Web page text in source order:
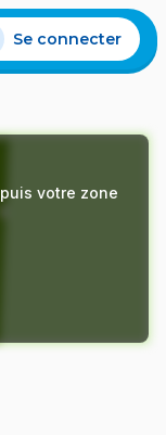
Se connecter
votre zone